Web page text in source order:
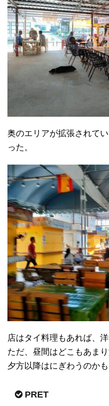
奥のエリアが拡張されて
った。
店はタイ料理もあれば、洋
ただ、昼間はどこもあま
夕方以降はにぎわうのかも
PRET